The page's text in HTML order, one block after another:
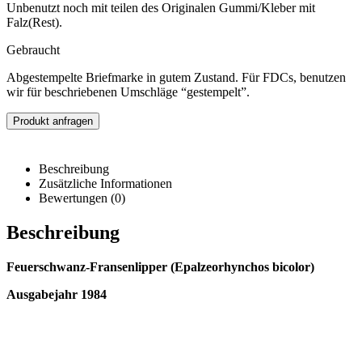
Unbenutzt noch mit teilen des Originalen Gummi/Kleber mit
Falz(Rest).
Gebraucht
Abgestempelte Briefmarke in gutem Zustand. Für FDCs, benutzen
wir für beschriebenen Umschläge “gestempelt”.
Produkt anfragen
Beschreibung
Zusätzliche Informationen
Bewertungen (0)
Beschreibung
Feuerschwanz-Fransenlipper (Epalzeorhynchos bicolor)
Ausgabejahr 1984